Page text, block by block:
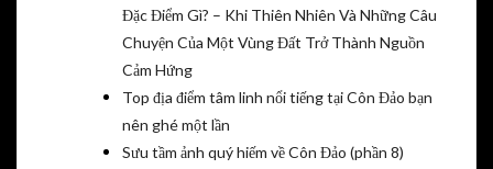
Đặc Điểm Gì? – Khi Thiên Nhiên Và Những Câu
Chuyện Của Một Vùng Đất Trở Thành Nguồn
Cảm Hứng
Top địa điểm tâm linh nổi tiếng tại Côn Đảo bạn
nên ghé một lần
Sưu tầm ảnh quý hiếm về Côn Đảo (phần 8)